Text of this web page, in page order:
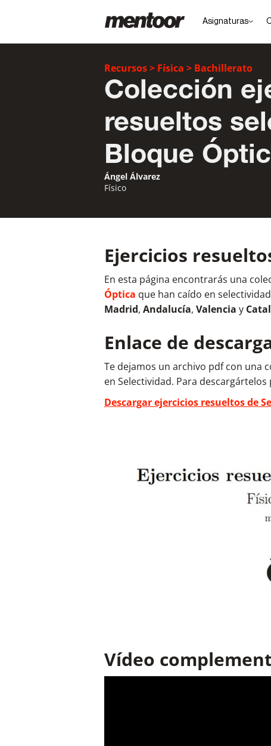
Asignaturas
Recursos> Física > Bachillerato
Colección
resueltos
Bloque
Ángel Álvarez
Físico
Ejercicios
En esta página encontrarás una
Óptica que han caído en
Madrid, Andalucía, Valencia y
Enlace de
Te dejamos un archivo pdf con una
en Selectividad. Para
Descargar ejercicios resueltos de
Vídeo